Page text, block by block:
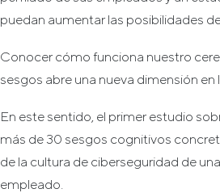
puedan aumentar las posibilidades de
Conocer cómo funciona nuestro
sesgos abre una nueva dimensión
En este sentido, el primer estudio
más de 30 sesgos cognitivos
de la cultura de ciberseguridad de
empleado.